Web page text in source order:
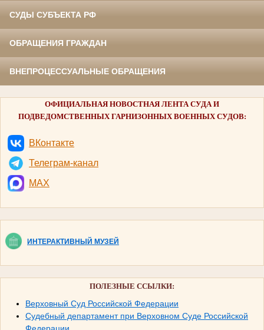
СУДЫ СУБЪЕКТА РФ
ОБРАЩЕНИЯ ГРАЖДАН
ВНЕПРОЦЕССУАЛЬНЫЕ ОБРАЩЕНИЯ
ОФИЦИАЛЬНАЯ НОВОСТНАЯ ЛЕНТА СУДА И
ПОДВЕДОМСТВЕННЫХ ГАРНИЗОННЫХ ВОЕННЫХ СУДОВ:
ВКонтакте
Телеграм-канал
MAX
ИНТЕРАКТИВНЫЙ МУЗЕЙ
ПОЛЕЗНЫЕ ССЫЛКИ:
Верховный Суд Российской Федерации
Судебный департамент при Верховном Суде Российской